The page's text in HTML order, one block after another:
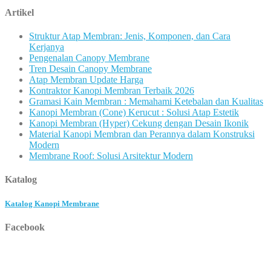
Artikel
Struktur Atap Membran: Jenis, Komponen, dan Cara
Kerjanya
Pengenalan Canopy Membrane
Tren Desain Canopy Membrane
Atap Membran Update Harga
Kontraktor Kanopi Membran Terbaik 2026
Gramasi Kain Membran : Memahami Ketebalan dan Kualitas
Kanopi Membran (Cone) Kerucut : Solusi Atap Estetik
Kanopi Membran (Hyper) Cekung dengan Desain Ikonik
Material Kanopi Membran dan Perannya dalam Konstruksi
Modern
Membrane Roof: Solusi Arsitektur Modern
Katalog
Katalog Kanopi Membrane
Facebook